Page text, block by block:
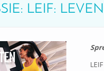
LEIF: